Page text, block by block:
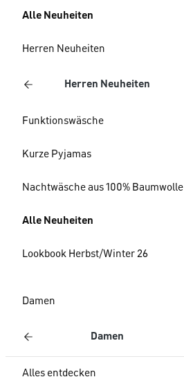
Alle Neuheiten
Herren Neuheiten
Herren Neuheiten
Funktionswäsche
Kurze Pyjamas
Nachtwäsche aus 100% Baumwolle
Alle Neuheiten
Lookbook Herbst/Winter 26
Damen
Damen
Alles entdecken